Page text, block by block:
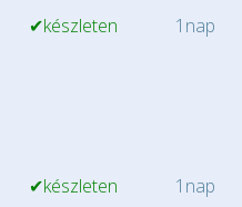
✔készleten
1nap
✔készleten
1nap